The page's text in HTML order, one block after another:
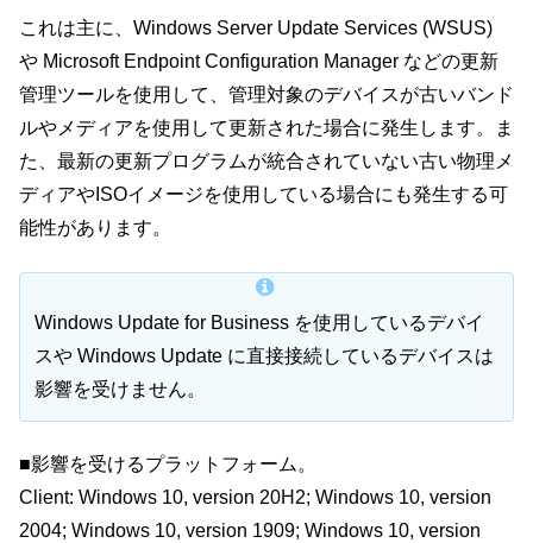
これは主に、Windows Server Update Services (WSUS)
や Microsoft Endpoint Configuration Manager などの更新
管理ツールを使用して、管理対象のデバイスが古いバンド
ルやメディアを使用して更新された場合に発生します。ま
た、最新の更新プログラムが統合されていない古い物理メ
ディアやISOイメージを使用している場合にも発生する可
能性があります。
Windows Update for Business を使用しているデバイ
スや Windows Update に直接接続しているデバイスは
影響を受けません。
■影響を受けるプラットフォーム。
Client: Windows 10, version 20H2; Windows 10, version
2004; Windows 10, version 1909; Windows 10, version